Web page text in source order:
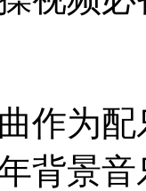
作为
背景音